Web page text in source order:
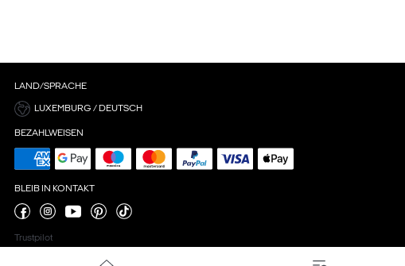
LAND/SPRACHE
LUXEMBURG / DEUTSCH
BEZAHLWEISEN
BLEIB IN KONTAKT
Trustpilot